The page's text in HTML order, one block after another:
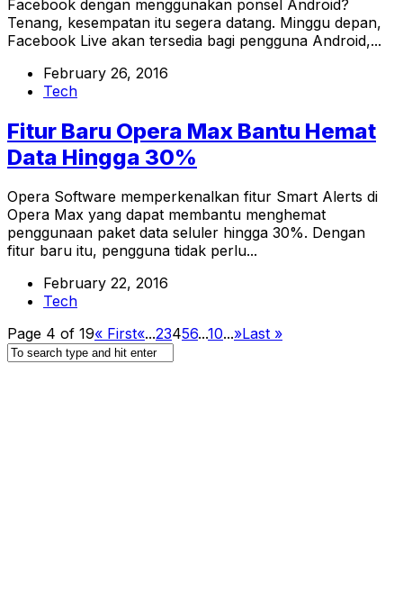
Facebook dengan menggunakan ponsel Android?
Tenang, kesempatan itu segera datang. Minggu depan,
Facebook Live akan tersedia bagi pengguna Android,...
February 26, 2016
Tech
Fitur Baru Opera Max Bantu Hemat
Data Hingga 30%
Opera Software memperkenalkan fitur Smart Alerts di
Opera Max yang dapat membantu menghemat
penggunaan paket data seluler hingga 30%. Dengan
fitur baru itu, pengguna tidak perlu...
February 22, 2016
Tech
Page 4 of 19« First«...23456...10...»Last »